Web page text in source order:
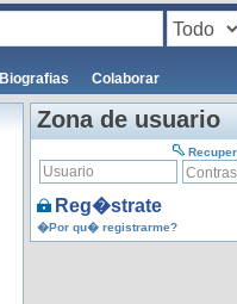
Biografias Colaborar
Zona de usuario
Reg�strate
�Por qu� registrarme?